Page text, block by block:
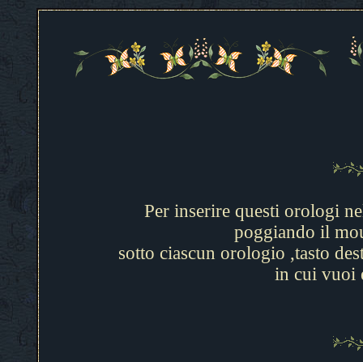
Per inserire questi orologi
poggiando il
sotto ciascun orologio ,tasto
in cui vuoi